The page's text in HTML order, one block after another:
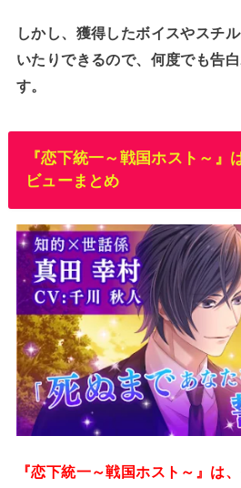
しかし、獲得したボイスやスチ
いたりできるので、何度でも告
す。
『恋下統一～戦国ホスト～』
ビューまとめ
『恋下統一～戦国ホスト～』は